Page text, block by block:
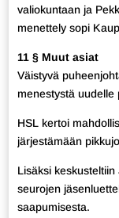
valiokuntaan ja
menettely sopi
11 § Muut asiat
Väistyvä
menestystä uudelle
HSL kertoi
järjestämään
Lisäksi
seurojen
saapumisesta.